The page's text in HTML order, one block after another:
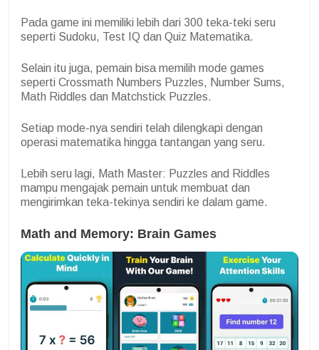
Pada game ini memiliki lebih dari 300 teka-teki seru
seperti Sudoku, Test IQ dan Quiz Matematika.
Selain itu juga, pemain bisa memilih mode games
seperti Crossmath Numbers Puzzles, Number Sums,
Math Riddles dan Matchstick Puzzles.
Setiap mode-nya sendiri telah dilengkapi dengan
operasi matematika hingga tantangan yang seru.
Lebih seru lagi, Math Master: Puzzles and Riddles
mampu mengajak pemain untuk membuat dan
mengirimkan teka-tekinya sendiri ke dalam game.
Math and Memory: Brain Games